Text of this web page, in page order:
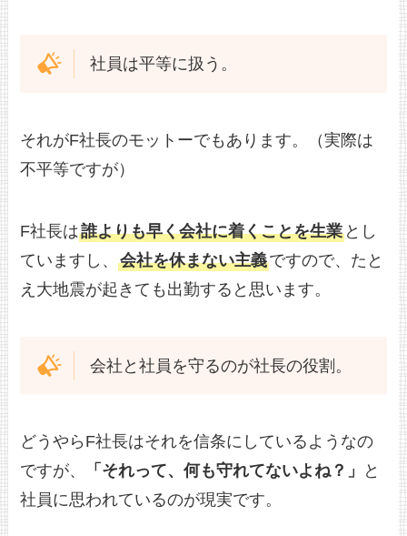
社員は平等に扱う。
それがF社長のモットーでもあります。（実際は
不平等ですが）
F社長は誰よりも早く会社に着くことを生業 とし
ていますし、会社を休まない主義ですので、たと
え大地震が起きても出勤すると思います。
会社と社員を守るのが社長の役割。
どうやらF社長はそれを信条にしているようなの
ですが、
「それって、何も守れてないよね？」
と
社員に思われているのが現実です。